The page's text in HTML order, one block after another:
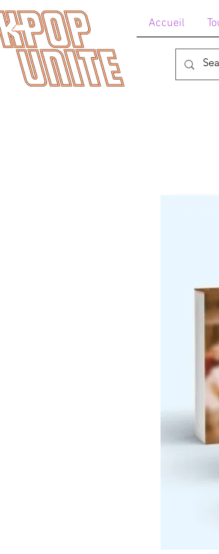
Accueil